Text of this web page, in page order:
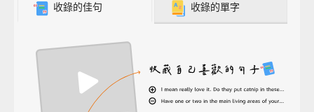
收錄的佳句 收錄的單字